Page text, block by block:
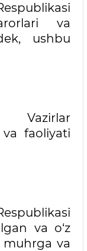
va
ushbu
Vazirlar
va faoliyati
va o‘z
va